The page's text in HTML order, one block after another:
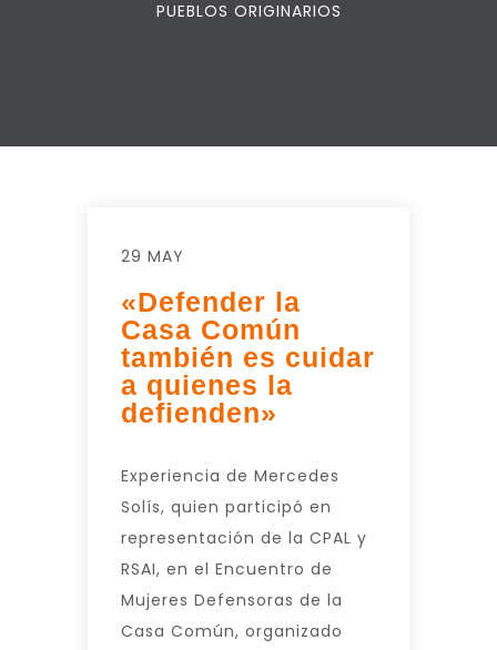
PUEBLOS ORIGINARIOS
29 MAY
«Defender la
Casa Común
también es cuidar
a quienes la
defienden»
Experiencia de Mercedes
Solís, quien participó en
representación de la CPAL y
RSAI, en el Encuentro de
Mujeres Defensoras de la
Casa Común, organizado